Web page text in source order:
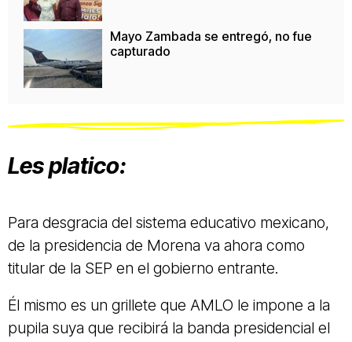
Mayo Zambada se entregó, no fue
capturado
Les platico:
Para desgracia del sistema educativo mexicano,
de la presidencia de Morena va ahora como
titular de la SEP en el gobierno entrante.
Él mismo es un grillete que AMLO le impone a la
pupila suya que recibirá la banda presidencial el